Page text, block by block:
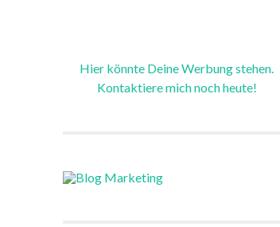
Hier könnte Deine Werbung stehen.
Kontaktiere mich noch heute!